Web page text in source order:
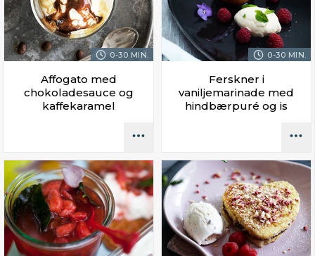
0-30 MIN.
Affogato med
chokoladesauce og
kaffekaramel
0-30 MIN.
Ferskner i
vaniljemarinade med
hindbærpuré og is